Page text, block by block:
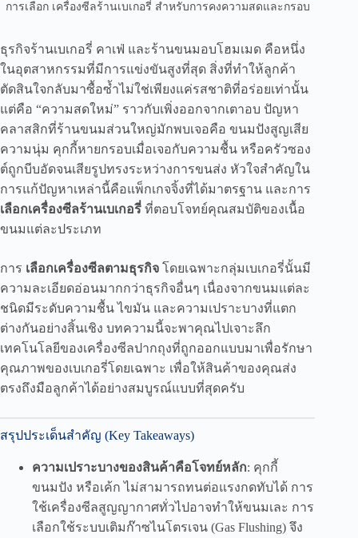
การเลือก เครื่องซีลร้านเบเกอรี่ สำหรับการคงความสดและกรอบ
ธุรกิจร้านเบเกอรี่ คาเฟ่ และร้านขนมอบโฮมเมด คือหนึ่ง
ในอุตสาหกรรมที่มีการแข่งขันสูงที่สุด สิ่งที่ทำให้ลูกค้า
ตัดสินใจกลับมาซื้อซ้ำไม่ใช่เพียงแค่รสชาติที่อร่อยเท่านั้น
แต่คือ “ความสดใหม่” ราวกับเพิ่งออกจากเตาอบ ปัญหา
คลาสสิกที่ร้านขนมส่วนใหญ่มักพบเจอคือ ขนมปังสูญเสีย
ความนุ่ม คุกกี้หายกรอบเมื่อเจอกับความชื้น หรือครัวซอง
ต์ถูกบีบอัดจนเสียรูปทรงระหว่างการขนส่ง หัวใจสำคัญใน
การแก้ปัญหาเหล่านี้คือแพ็กเกจจิ้งที่ได้มาตรฐาน และการ
เลือกเครื่องซีลร้านเบเกอรี่ ที่ตอบโจทย์คุณสมบัติของเนื้อ
ขนมแต่ละประเภท
การ เลือกเครื่องซีลตามธุรกิจ โดยเฉพาะกลุ่มเบเกอรี่นั้นมี
ความละเอียดอ่อนมากกว่าธุรกิจอื่นๆ เนื่องจากขนมแต่ละ
ชนิดมีระดับความชื้น ไขมัน และความเปราะบางที่แตก
ต่างกันอย่างสิ้นเชิง บทความนี้จะพาคุณไปเจาะลึก
เทคโนโลยีของเครื่องซีลปากถุงที่ถูกออกแบบมาเพื่อรักษา
คุณภาพของเบเกอรี่โดยเฉพาะ เพื่อให้สินค้าของคุณส่ง
ตรงถึงมือลูกค้าได้อย่างสมบูรณ์แบบที่สุดครับ
สรุปประเด็นสำคัญ (Key Takeaways)
ความเปราะบางของสินค้าคือโจทย์หลัก: คุกกี้
ขนมปัง หรือเค้ก ไม่สามารถทนต่อแรงกดทับได้ การ
ใช้เครื่องซีลสูญญากาศทั่วไปอาจทำให้ขนมเละ การ
เลือกใช้ระบบเติมก๊าซไนโตรเจน (Gas Flushing) จึง